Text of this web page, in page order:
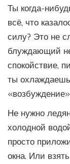
Ты когда-
всё, что
силу? Это не
блуждающий
спокойствие,
ты
Не нужно
холодной
просто
окна. Или